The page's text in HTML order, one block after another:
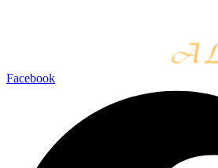
Facebook